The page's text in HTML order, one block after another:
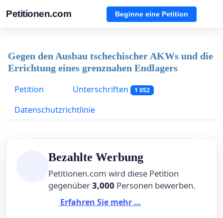
Petitionen.com Beginne eine Petition
Gegen den Ausbau tschechischer AKWs und die
Errichtung eines grenznahen Endlagers
Petition
Unterschriften 1 052
Datenschutzrichtlinie
Bezahlte Werbung
Petitionen.com wird diese Petition
gegenüber3,000 Personen bewerben.
Erfahren Sie mehr …